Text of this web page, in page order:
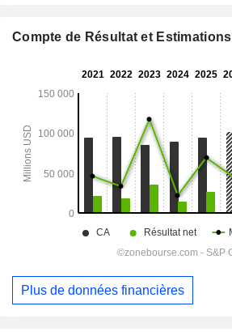
Compte de Résultat et Estimations
Plus de données financières